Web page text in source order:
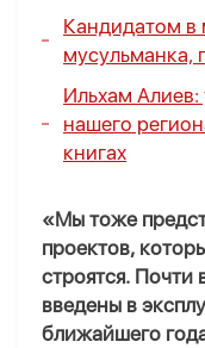
Кандидатом в
мусульманка,
Ильхам Алиев:
нашего
книгах
«Мы тоже
проектов,
строятся. Почти
введены в
ближайшего